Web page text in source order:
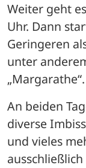
Weiter geht
Uhr. Dann
Geringeren
unter
„Margarathe“.
An beiden
diverse
und vieles